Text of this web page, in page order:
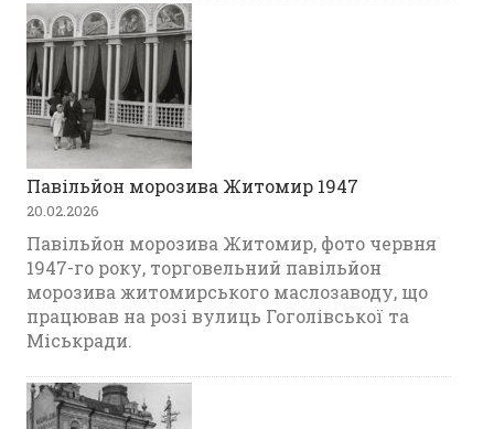
Павільйон морозива Житомир 1947
20.02.2026
Павільйон морозива Житомир, фото червня
1947-го року, торговельний павільйон
морозива житомирського маслозаводу, що
працював на розі вулиць Гоголівської та
Міськради.